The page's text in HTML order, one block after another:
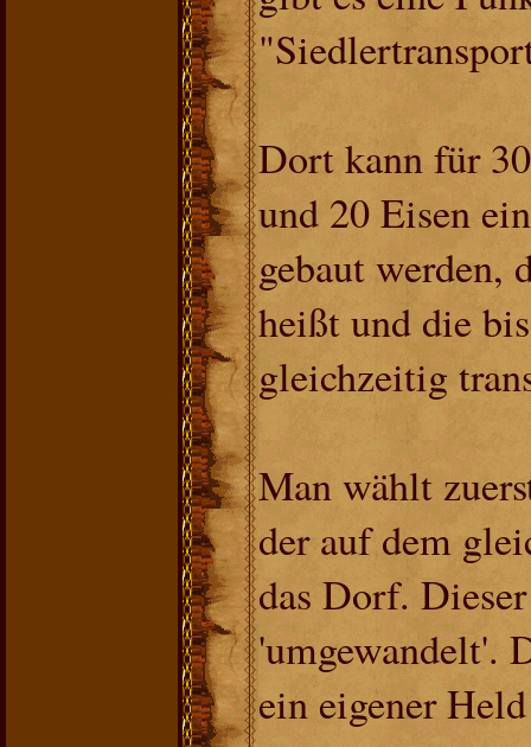
Dort kann für
und 20 Eisen
gebaut werden,
heißt und die
gleichzeitig
Man wählt
der auf dem
das Dorf.
'umgewandelt'.
ein eigener